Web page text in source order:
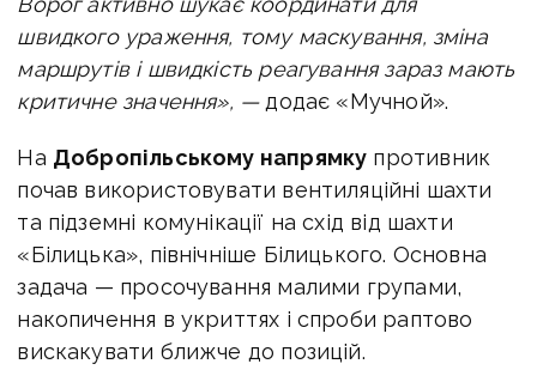
швидкого ураження, тому маскування, зміна
маршрутів і швидкість реагування зараз мають
критичне значення», —додає «Мучной».
На Добропільському напрямку противник
почав використовувати вентиляційні шахти
та підземні комунікації на схід від шахти
«Білицька», північніше Білицького. Основна
задача — просочування малими групами,
накопичення в укриттях і спроби раптово
вискакувати ближче до позицій.